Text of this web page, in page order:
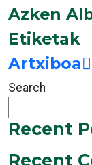
Azken
Etiketak
Artxiboa
Search
Recent
Recent